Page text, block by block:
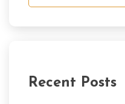
Recent Posts